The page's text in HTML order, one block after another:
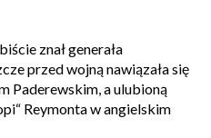
znał generała
przed wojną nawiązała się
Paderewskim, a ulubioną
Reymonta w angielskim